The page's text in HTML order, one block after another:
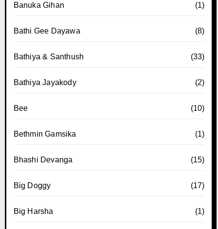
Banuka Gihan (1)
Bathi Gee Dayawa (8)
Bathiya & Santhush (33)
Bathiya Jayakody (2)
Bee (10)
Bethmin Gamsika (1)
Bhashi Devanga (15)
Big Doggy (17)
Big Harsha (1)